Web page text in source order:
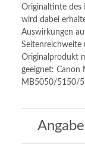
Originaltinte des
wird dabei
Auswirkungen
Originalprodukt
geeignet:
MB5050/5150/